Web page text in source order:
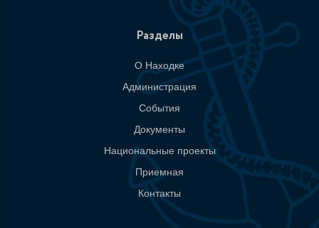
Разделы
О Находке
Администрация
События
Документы
Национальные проекты
Приемная
Контакты